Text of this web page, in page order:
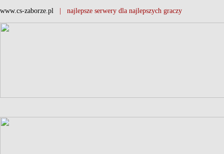
www.cs-zaborze.pl | najlepsze serwery dla najlepszych graczy